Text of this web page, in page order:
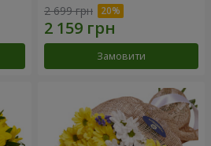
2 699 грн
Замовити